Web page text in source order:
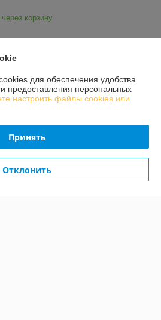
корзину
для обеспечения удобства
предоставления персональных
настроить файлы cookies или
Принять
Отклонить